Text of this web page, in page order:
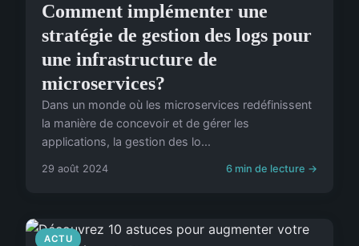
Comment implémenter une
stratégie de gestion des logs pour
une infrastructure de
microservices?
Dans un monde où les microservices redéfinissent
la manière de concevoir et de gérer les
applications, la gestion des lo...
29 août 2024 6 min de lecture →
ACTU